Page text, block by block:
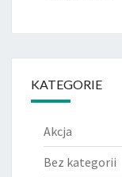
KATEGORIE
Akcja
Bez kategorii